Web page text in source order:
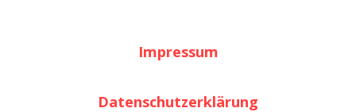
Impressum
Datenschutzerklärung